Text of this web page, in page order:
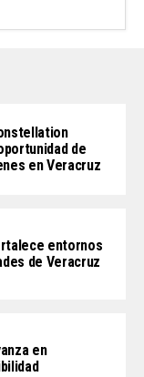
de
en Veracruz
entornos
de Veracruz
en